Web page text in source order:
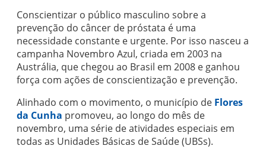
Conscientizar o público masculino sobre a
prevenção do câncer de próstata é uma
necessidade constante e urgente. Por isso nasceu a
campanha Novembro Azul, criada em 2003 na
Austrália, que chegou ao Brasil em 2008 e ganhou
força com ações de conscientização e prevenção.
Alinhado com o movimento, o município de Flores
da Cunha promoveu, ao longo do mês de
novembro, uma série de atividades especiais em
todas as Unidades Básicas de Saúde (UBSs).